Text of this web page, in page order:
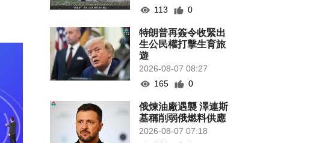
113
0
特朗普再簽令收緊出
生公民權打擊生育旅
遊
2026-08-07 08:27
165
0
俄煉油廠遇襲 澤連斯
基稱削弱俄燃料供應
2026-08-07 07:18